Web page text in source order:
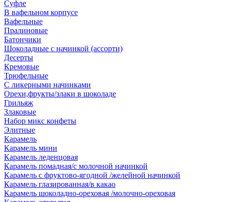
Суфле
В вафельном корпусе
Вафельные
Пралиновые
Батончики
Шоколадные с начинкой (ассорти)
Десерты
Кремовые
Трюфельные
С ликерными начинками
Орехи,фрукты/злаки в шоколаде
Грильяж
Злаковые
Набор микс конфеты
Элитные
Карамель
Карамель мини
Карамель леденцовая
Карамель помадная/с молочной начинкой
Карамель с фруктово-ягодной /желейной начинкой
Карамель глазированная/в какао
Карамель шоколадно-ореховая /молочно-ореховая